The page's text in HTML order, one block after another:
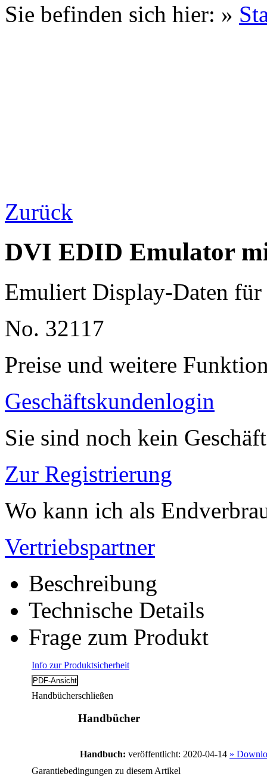
Sie befinden sich hier: »
Zurück
DVI EDID Emulator
Emuliert Display-Daten
No. 32117
Preise und weitere
Geschäftskundenlogin
Sie sind noch kein
Zur Registrierung
Wo kann ich als
Vertriebspartner
Beschreibung
Technische Details
Frage zum Produkt
Info zur Produktsicherheit
Handbücherschließen
Handbücher
Handbuch: veröffentlicht: 2020-04-14 »
Garantiebedingungen zu diesem Artikel